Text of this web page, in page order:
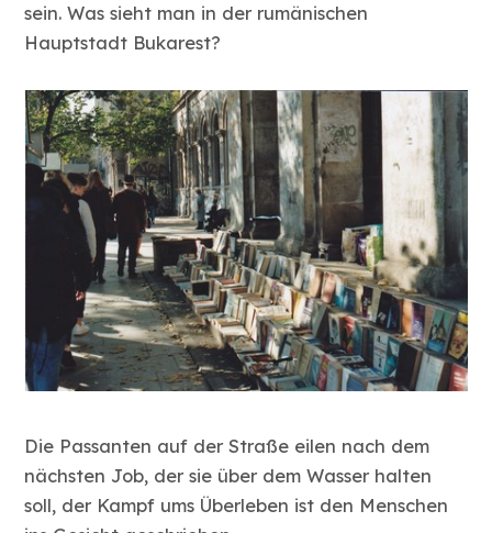
sein. Was sieht man in der rumänischen
Hauptstadt Bukarest?
Die Passanten auf der Straße eilen nach dem
nächsten Job, der sie über dem Wasser halten
soll, der Kampf ums Überleben ist den Menschen